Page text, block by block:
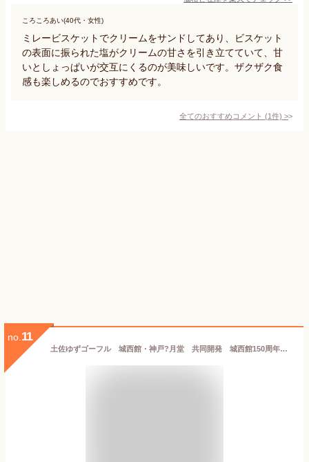
ころころあい(40代・女性)
ミレービスケットでクリームをサンドしてあり、ビスケット
の表面に振られた塩がクリームの甘さを引き立てていて、甘
いとしょっぱいが交互にくるのが美味しいです。ザクザク食
感も楽しめるのでおすすめです。
全てのおすすめコメント (1件) >
no. 11
土佐ゆずゴーフル 城西館・神戸?月堂 共同開発 城西館150周年記念商品 馬路村 柚子粉末使用/ おやつ お茶菓子 高知 お土産 土佐 高知 こうち ギフト用 お中元 贈答 プレゼント お中元 お盆 お歳暮 敬老の日 御祝 お返し 御祝 風月堂